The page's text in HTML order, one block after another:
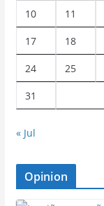
10 11
17 18
24 25
31
« Jul
Opinion